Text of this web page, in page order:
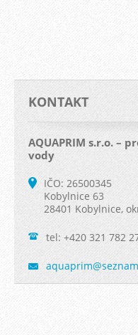
KONTAKT
AQUAPRIM s.r.o. –
vody
IČO: 26500345
Kobylnice 63
28401 Kobylnice,
tel: +420 321 782
aquaprim